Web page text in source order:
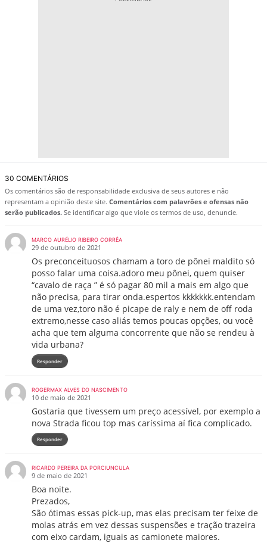
30 COMENTÁRIOS
Os comentários são de responsabilidade exclusiva de seus autores e não
representam a opinião deste site. Comentários com palavrões e ofensas não
serão publicados. Se identificar algo que viole os termos de uso, denuncie.
MARCO AURÉLIO RIBEIRO CORRÊA
29 de outubro de 2021
Os preconceituosos chamam a toro de pônei maldito só
posso falar uma coisa.adoro meu pônei, quem quiser
“cavalo de raça ” é só pagar 80 mil a mais em algo que
não precisa, para tirar onda.espertos kkkkkkk.entendam
de uma vez,toro não é picape de raly e nem de off roda
extremo,nesse caso aliás temos poucas opções, ou você
acha que tem alguma concorrente que não se rendeu à
vida urbana?
Responder
ROGERMAX ALVES DO NASCIMENTO
10 de maio de 2021
Gostaria que tivessem um preço acessível, por exemplo a
nova Strada ficou top mas caríssima aí fica complicado.
Responder
RICARDO PEREIRA DA PORCIUNCULA
9 de maio de 2021
Boa noite.
Prezados,
São ótimas essas pick-up, mas elas precisam ter feixe de
molas atrás em vez dessas suspensões e tração trazeira
com eixo cardam, iguais as camionete maiores.